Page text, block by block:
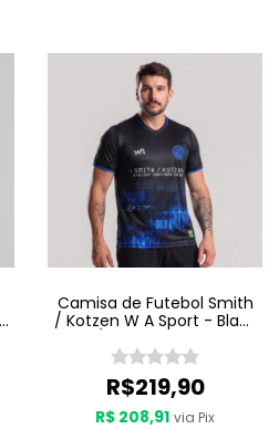
Camisa de Futebol Smith
/ Kotzen W A Sport - Black
R$219,90
R$ 208,91 via Pix